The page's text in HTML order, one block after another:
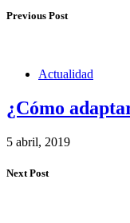
Previous Post
Actualidad
¿Cómo
5 abril, 2019
Next Post